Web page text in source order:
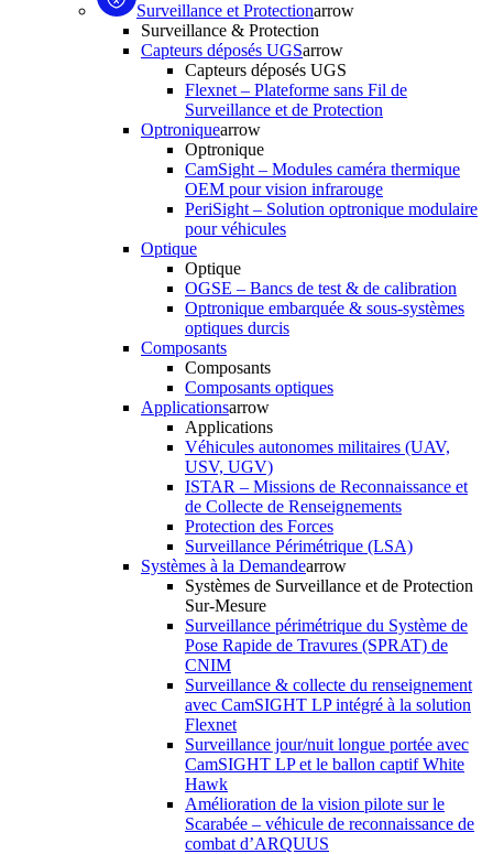
Surveillance et Protectionarrow
Surveillance & Protection
Capteurs déposés UGSarrow
Capteurs déposés UGS
Flexnet – Plateforme sans Fil de
Surveillance et de Protection
Optroniquearrow
Optronique
CamSight – Modules caméra thermique
OEM pour vision infrarouge
PeriSight – Solution optronique modulaire
pour véhicules
Optique
Optique
OGSE – Bancs de test & de calibration
Optronique embarquée & sous-systèmes
optiques durcis
Composants
Composants
Composants optiques
Applicationsarrow
Applications
Véhicules autonomes militaires (UAV,
USV, UGV)
ISTAR – Missions de Reconnaissance et
de Collecte de Renseignements
Protection des Forces
Surveillance Périmétrique (LSA)
Systèmes à la Demandearrow
Systèmes de Surveillance et de Protection
Sur-Mesure
Surveillance périmétrique du Système de
Pose Rapide de Travures (SPRAT) de
CNIM
Surveillance & collecte du renseignement
avec CamSIGHT LP intégré à la solution
Flexnet
Surveillance jour/nuit longue portée avec
CamSIGHT LP et le ballon captif White
Hawk
Amélioration de la vision pilote sur le
Scarabée – véhicule de reconnaissance de
combat d’ARQUUS